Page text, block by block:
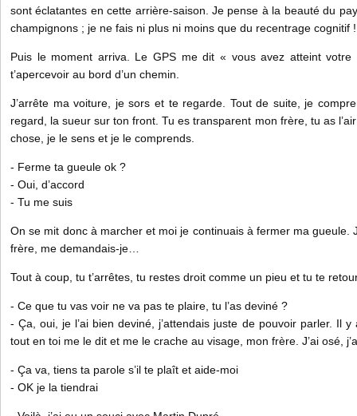
sont éclatantes en cette arrière-saison. Je pense à la beauté du
champignons ; je ne fais ni plus ni moins que du recentrage cognitif !
Puis le moment arriva. Le GPS me dit « vous avez atteint
t’apercevoir au bord d’un chemin.
J’arrête ma voiture, je sors et te regarde. Tout de suite, je
regard, la sueur sur ton front. Tu es transparent mon frère, tu as
chose, je le sens et je le comprends.
- Ferme ta gueule ok ?
- Oui, d’accord
- Tu me suis
On se mit donc à marcher et moi je continuais à fermer ma gueule.
frère, me demandais-je…
Tout à coup, tu t’arrêtes, tu restes droit comme un pieu et tu te
- Ce que tu vas voir ne va pas te plaire, tu l’as deviné ?
- Ça, oui, je l’ai bien deviné, j’attendais juste de pouvoir parler. Il
tout en toi me le dit et me le crache au visage, mon frère. J’ai osé,
- Ça va, tiens ta parole s’il te plaît et aide-moi
- OK je la tiendrai